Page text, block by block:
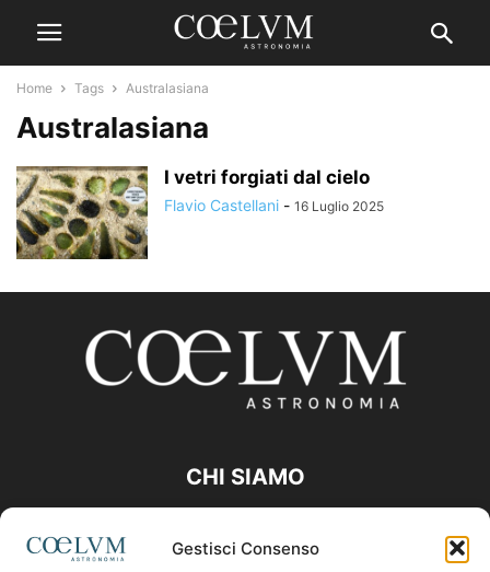
Gestisci Consenso
Home Tags Australasiana
Australasiana
I vetri forgiati dal cielo
Flavio Castellani - 16 Luglio 2025
CHI SIAMO
Contattaci:coelumastro@coelum.com